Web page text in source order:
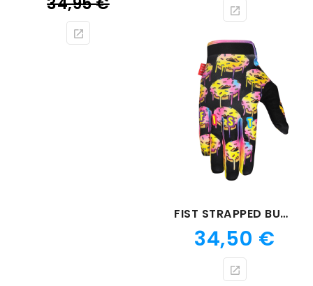
FIST STRAPPED BUCHANAN
Prix
34,50 €